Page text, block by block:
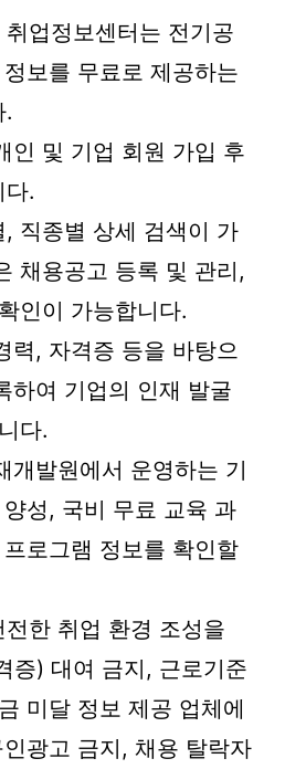
업정보센터는 전기공
보를 무료로 제공하는
.
인 및 기업 회원 가입 후
다.
직종별 상세 검색이 가
채용공고 등록 및 관리,
인이 가능합니다.
력, 자격증 등을 바탕으
하여 기업의 인재 발굴
다.
개발원에서 운영하는 기
성, 국비 무료 교육 과
로그램 정보를 확인할
한 취업 환경 조성을
증) 대여 금지, 근로기준
미달 정보 제공 업체에
광고 금지, 채용 탈락자